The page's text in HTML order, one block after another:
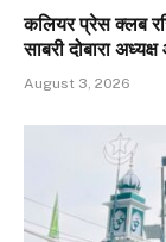
कलियर प्रेस क्लब
साबरी दोबारा
August 3, 2026